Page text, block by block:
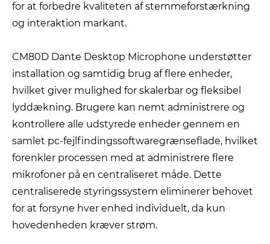
for at forbedre kvaliteten af ​​stemmeforstærkning
og interaktion markant.
CM80D Dante Desktop Microphone understøtter
installation og samtidig brug af flere enheder,
hvilket giver mulighed for skalerbar og fleksibel
lyddækning. Brugere kan nemt administrere og
kontrollere alle udstyrede enheder gennem en
samlet pc-fejlfindingssoftwaregrænseflade, hvilket
forenkler processen med at administrere flere
mikrofoner på en centraliseret måde. Dette
centraliserede styringssystem eliminerer behovet
for at forsyne hver enhed individuelt, da kun
hovedenheden kræver strøm.